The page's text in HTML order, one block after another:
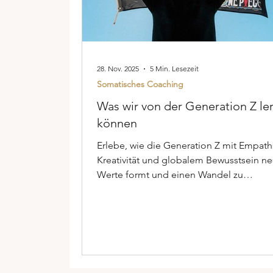
Was wir von der Generation Z
können
Erlebe, wie die Generation Z mit
Kreativität und globalem Bewusstsein
Werte formt und einen Wandel zu
Somatisches Coaching
28. Nov. 2025 5 Min. Lesezeit